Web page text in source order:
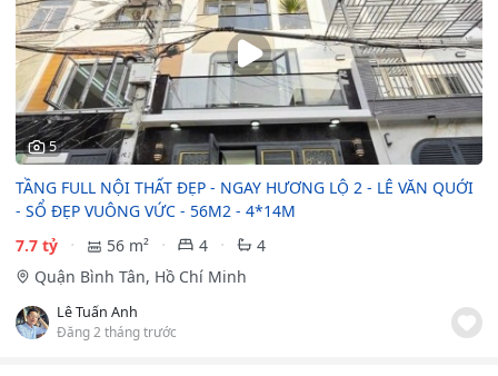
5
TẦNG FULL NỘI THẤT ĐẸP - NGAY HƯƠNG LỘ 2 - LÊ VĂN QUỚI
- SỔ ĐẸP VUÔNG VỨC - 56M2 - 4*14M
7.7 tỷ
56 m² 4
4
Quận Bình Tân, Hồ Chí Minh
Lê Tuấn Anh
Đăng 2 tháng trước